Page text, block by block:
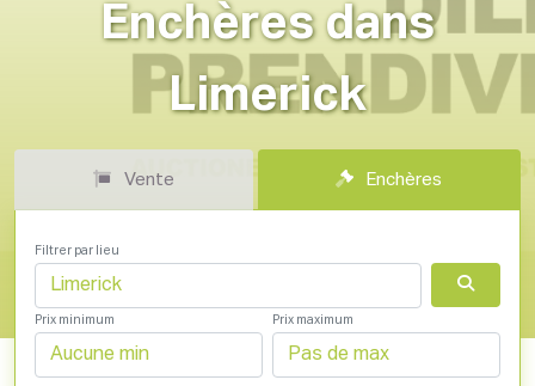
Enchères dans
Limerick
Vente Enchères
Filtrer par lieu
Prix minimum Prix maximum